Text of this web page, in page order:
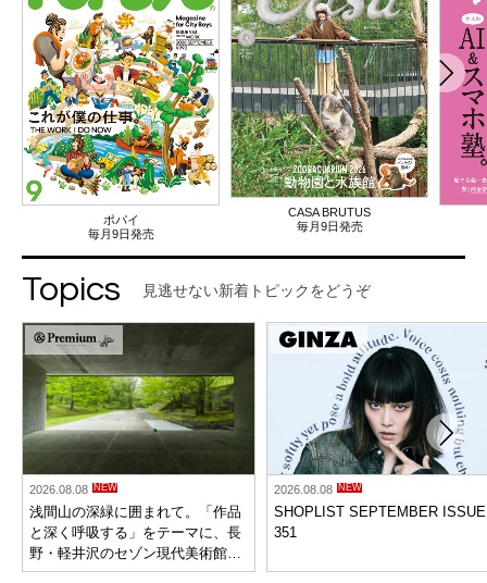
ポパイ
毎月9日発売
CASA BRUTUS
毎月9日発売
Topics 見逃せない新着トピックをどうぞ
2026.08.08 NEW
浅間山の深緑に囲まれて。「作品
と深く呼吸する」をテーマに、長
野・軽井沢のセゾン現代美術館が
リニューアルオープン。
2026.08.08 NEW
SHOPLIST SEPTEMBER ISSUE
351